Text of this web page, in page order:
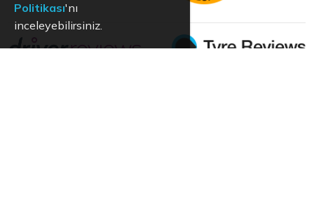
Politikası'nı
inceleyebilirsiniz.